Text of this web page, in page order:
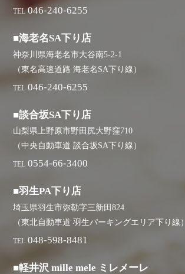
TEL 046-240-6255
■海老名SA下り店
神奈川県海老名市大谷南5-2-1
（東名高速道路 海老名SA下り線）
TEL 046-240-6255
■談合坂SA下り店
山梨県上野原市野田尻大野窪710
（中央自動車道 談合坂SA下り線）
TEL 0554-66-3400
■羽生PA下り店
埼玉県羽生市弥勒字三新田824
（東北自動車道 羽生パーキングエリア下り線）
TEL 048-598-8481
■軽井沢 mille mele ミレメーレ